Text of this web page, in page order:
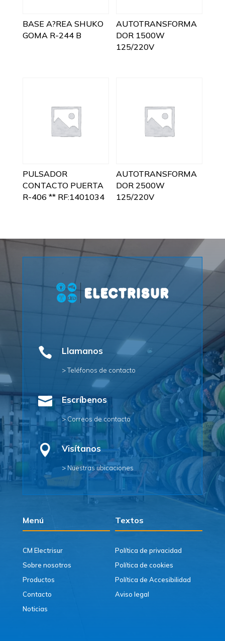
BASE A?REA SHUKO
GOMA R-244 B
AUTOTRANSFORMA
DOR 1500W
125/220V
PULSADOR
CONTACTO PUERTA
R-406 ** RF:1401034
AUTOTRANSFORMA
DOR 2500W
125/220V
 Llamanos
> Teléfonos de contacto
 Escríbenos
> Correos de contacto
 Visítanos
> Nuestras ubicaciones
Menú Textos
CM Electrisur
Sobre nosotros
Productos
Contacto
Noticias
Política de privacidad
Política de cookies
Política de Accesibilidad
Aviso legal